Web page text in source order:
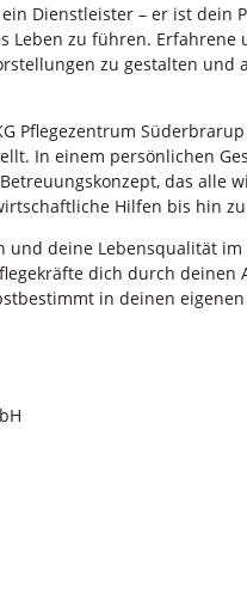
Dienstleister – er ist dein
Leben zu führen.
zu gestalten und
Pflegezentrum
In einem persönlichen
das alle
Hilfen bis hin
und deine Lebensqualität
dich durch
in deinen